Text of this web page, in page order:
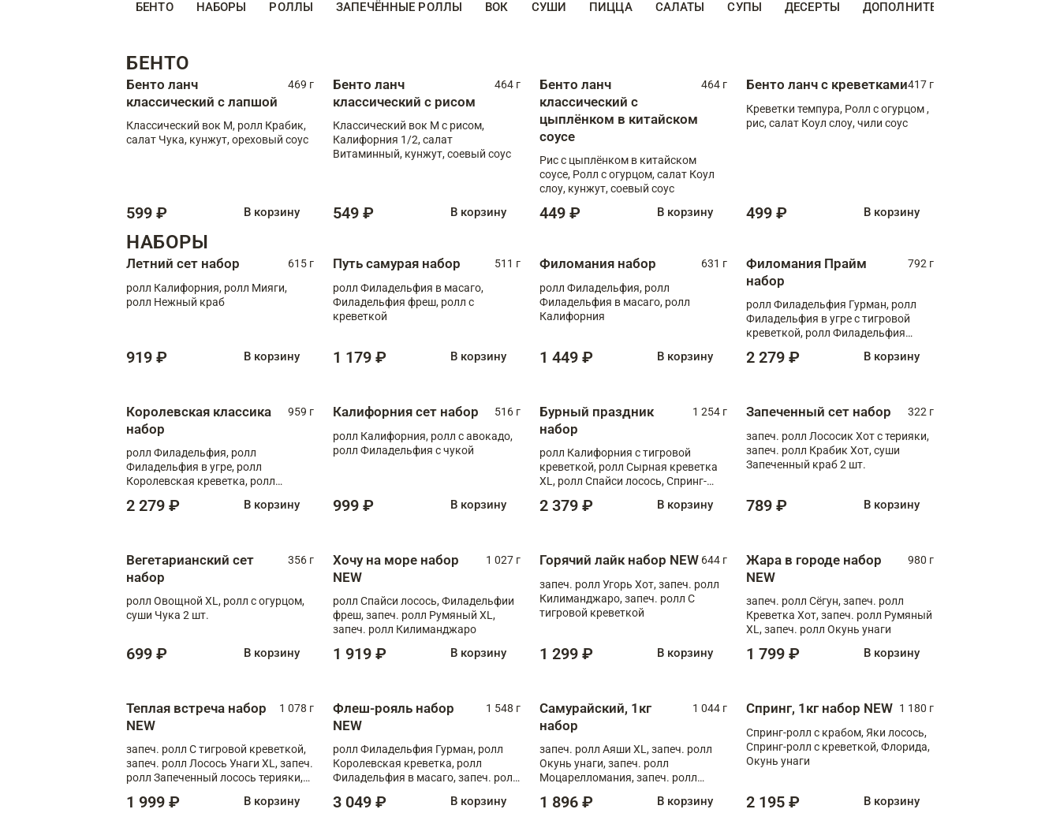
БЕНТО НАБОРЫ РОЛЛЫ ЗАПЕЧЁННЫЕ РОЛЛЫ ВОК СУШИ ПИЦЦА САЛАТЫ СУПЫ ДЕСЕРТЫ ДОПОЛНИТЕЛЬНО
БЕНТО
Бенто ланч
классический с лапшой
469 г
Классический вок М, ролл Крабик,
салат Чука, кунжут, ореховый соус
599 ₽ В корзину
Бенто ланч
классический с рисом
464 г
Классический вок М с рисом,
Калифорния 1/2, салат
Витаминный, кунжут, соевый соус
549 ₽ В корзину
Бенто ланч
классический с
цыплёнком в китайском
соусе
464 г
Рис с цыплёнком в китайском
соусе, Ролл с огурцом, салат Коул
слоу, кунжут, соевый соус
449 ₽ В корзину
Бенто ланч с креветками417 г
Креветки темпура, Ролл с огурцом ,
рис, салат Коул слоу, чили соус
499 ₽ В корзину
НАБОРЫ
Летний сет набор
615 г
ролл Калифорния, ролл Мияги,
ролл Нежный краб
919 ₽ В корзину
Путь самурая набор
511 г
ролл Филадельфия в масаго,
Филадельфия фреш, ролл с
креветкой
1 179 ₽ В корзину
Филомания набор
631 г
ролл Филадельфия, ролл
Филадельфия в масаго, ролл
Калифорния
1 449 ₽ В корзину
Филомания Прайм
набор
792 г
ролл Филадельфия Гурман, ролл
Филадельфия в угре с тигровой
креветкой, ролл Филадельфия
2 279 ₽ В корзину
Королевская классика
набор
959 г
ролл Филадельфия, ролл
Филадельфия в угре, ролл
Королевская креветка, ролл
2 279 ₽ В корзину
Калифорния сет набор
516 г
ролл Калифорния, ролл с авокадо,
ролл Филадельфия с чукой
999 ₽ В корзину
Бурный праздник
набор
1 254 г
ролл Калифорния с тигровой
креветкой, ролл Сырная креветка
XL, ролл Спайси лосось, Спринг-
Медовая креветка
2 379 ₽ В корзину
Запеченный сет набор
322 г
запеч. ролл Лососик Хот с терияки,
запеч. ролл Крабик Хот, суши
Запеченный краб 2 шт.
789 ₽ В корзину
Вегетарианский сет
набор
356 г
ролл Овощной XL, ролл с огурцом,
суши Чука 2 шт.
699 ₽ В корзину
Хочу на море набор
NEW
1 027 г
ролл Спайси лосось, Филадельфии
фреш, запеч. ролл Румяный XL,
запеч. ролл Килиманджаро
1 919 ₽ В корзину
Горячий лайк набор NEW 644 г
запеч. ролл Угорь Хот, запеч. ролл
Килиманджаро, запеч. ролл С
тигровой креветкой
1 299 ₽ В корзину
Жара в городе набор
NEW
980 г
запеч. ролл Сёгун, запеч. ролл
Креветка Хот, запеч. ролл Румяный
XL, запеч. ролл Окунь унаги
1 799 ₽ В корзину
Теплая встреча набор
NEW
1 078 г
запеч. ролл С тигровой креветкой,
запеч. ролл Лосось Унаги XL, запеч.
ролл Запеченный лосось терияки,
1 999 ₽ В корзину
Флеш-рояль набор
NEW
1 548 г
ролл Филадельфия Гурман, ролл
Королевская креветка, ролл
Филадельфия в масаго, запеч. ролл
Тигровая креветка с моцареллой,
3 049 ₽ В корзину
Самурайский, 1кг
набор
1 044 г
запеч. ролл Аяши XL, запеч. ролл
Окунь унаги, запеч. ролл
Моцарелломания, запеч. ролл
1 896 ₽ В корзину
Спринг, 1кг набор NEW 1 180 г
Спринг-ролл с крабом, Яки лосось,
Спринг-ролл с креветкой, Флорида,
Окунь унаги
2 195 ₽ В корзину